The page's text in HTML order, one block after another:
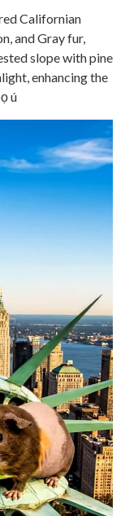
Californian
and Gray fur,
slope with pine
enhancing the
ú